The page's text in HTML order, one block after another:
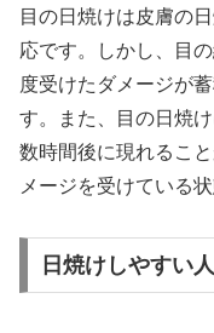
目の日焼けは皮膚の
応です。しかし、目
度受けたダメージが
す。また、目の日焼
数時間後に現れるこ
メージを受けている
日焼けしやすい